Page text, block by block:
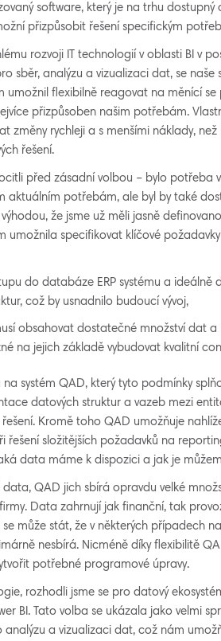
software, který je na trhu
přizpůsobit řešení specifickým
rozvoji IT technologií v oblasti BI v
sběr, analýzu a vizualizaci dat, se
umožnil flexibilně reagovat na měnící se
přizpůsoben našim potřebám.
změny rychleji a s menšími náklady,
řešení.
před zásadní volbou – bylo potřeba
aktuálním potřebám, ale byl by také
že jsme už měli jasně
umožnila specifikovat klíčové požadavky
do databáze ERP systému a ideálně
což by usnadnilo budoucí vývoj,
obsahovat dostatečné množství dat
na jejich základě vybudovat kvalitní
systém QAD, který tyto podmínky
datových struktur a vazeb mezi
Kromě toho QAD umožňuje
řešení složitějších požadavků na
data máme k dispozici a jak je
QAD jich sbírá opravdu velké
Data zahrnují jak finanční, tak
může stát, že v některých případech
nesbírá. Nicméně díky flexibilitě
potřebné programové úpravy.
rozhodli jsme se pro datový
BI. Tato volba se ukázala jako velmi
a vizualizaci dat, což nám